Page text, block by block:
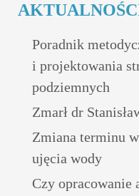
Poradnik
i projektowania
podziemnych
Zmarł dr
Zmiana terminu
ujęcia wody
Czy opracowanie